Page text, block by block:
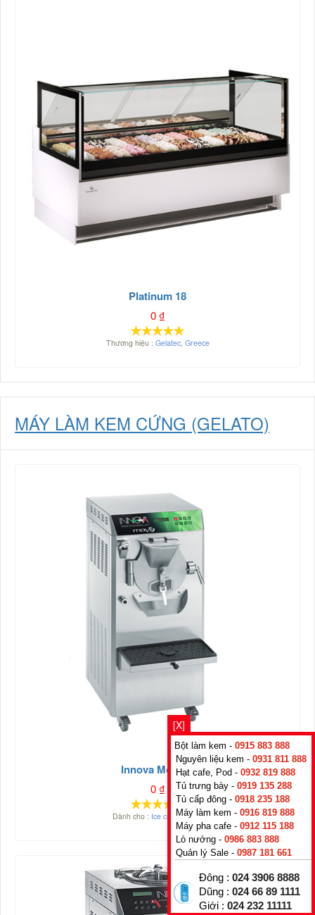
Platinum 18
0₫
Thương hiệu : Gelatec, Greece
MÁY LÀM KEM CỨNG (GELATO)
Innova Movi 30
0₫
Dành cho : Ice cream shop
[X]
Bột làm kem - 0915 883 888
Nguyên liệu kem - 0931 811 888
Hạt cafe, Pod - 0932 819 888
Tủ trưng bày - 0919 135 288
Tủ cấp đông - 0918 235 188
Máy làm kem - 0916 819 888
Máy pha cafe - 0912 115 188
Lò nướng - 0986 883 888
Quản lý Sale - 0987 181 661
Đông : 024 3906 8888
Dũng : 024 66 89 1111
Giới : 024 232 11111